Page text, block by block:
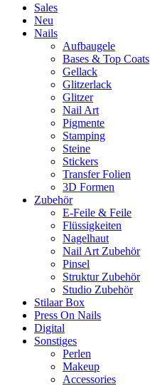
Sales
Neu
Nails
Aufbaugele
Bases & Top Coats
Gellack
Glitzerlack
Glitzer
Nail Art
Pigmente
Stamping
Steine
Stickers
Transfer Folien
3D Formen
Zubehör
E-Feile & Feile
Flüssigkeiten
Nagelhaut
Nail Art Zubehör
Pinsel
Struktur Zubehör
Studio Zubehör
Stilaar Box
Press On Nails
Digital
Sonstiges
Perlen
Makeup
Accessories